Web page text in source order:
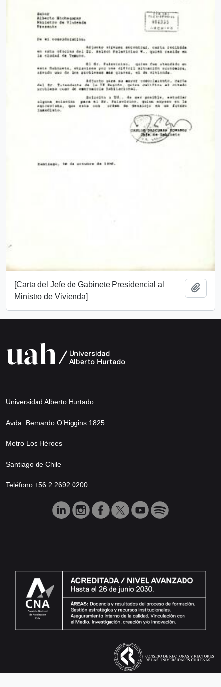
[Carta del Jefe de Gabinete Presidencial al
Ministro de Vivienda]
Universidad Alberto Hurtado
Avda. Bernardo O’Higgins 1825
Metro Los Héroes
Santiago de Chile
Teléfono +56 2 2692 0200